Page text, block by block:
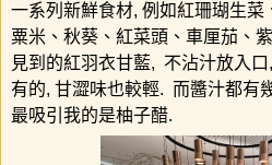
一系列新鮮食材, 例如紅珊瑚生菜
粟米、秋葵、紅菜頭、車厘茄、
見到的紅羽衣甘藍, 不沾汁放入口 ,
有的, 甘澀味也較輕. 而醬汁都有
最吸引我的是柚子醋.